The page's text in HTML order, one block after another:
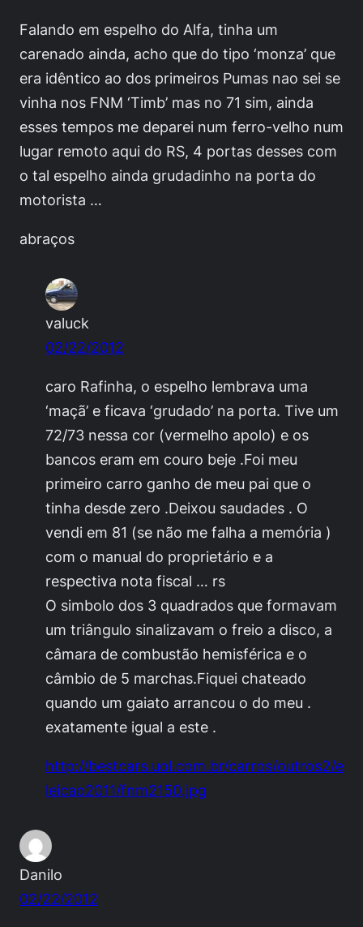
Falando em espelho do Alfa, tinha um
carenado ainda, acho que do tipo ‘monza’ que
era idêntico ao dos primeiros Pumas nao sei se
vinha nos FNM ‘Timb’ mas no 71 sim, ainda
esses tempos me deparei num ferro-velho num
lugar remoto aqui do RS, 4 portas desses com
o tal espelho ainda grudadinho na porta do
motorista …
abraços
valuck
02/22/2012
caro Rafinha, o espelho lembrava uma
‘maçã’ e ficava ‘grudado’ na porta. Tive um
72/73 nessa cor (vermelho apolo) e os
bancos eram em couro beje .Foi meu
primeiro carro ganho de meu pai que o
tinha desde zero .Deixou saudades . O
vendi em 81 (se não me falha a memória )
com o manual do proprietário e a
respectiva nota fiscal … rs
O simbolo dos 3 quadrados que formavam
um triângulo sinalizavam o freio a disco, a
câmara de combustão hemisférica e o
câmbio de 5 marchas.Fiquei chateado
quando um gaiato arrancou o do meu .
exatamente igual a este .
http://bestcars.uol.com.br/carros/outros2/e
leicao2011/fnm2150.jpg
Danilo
02/22/2012